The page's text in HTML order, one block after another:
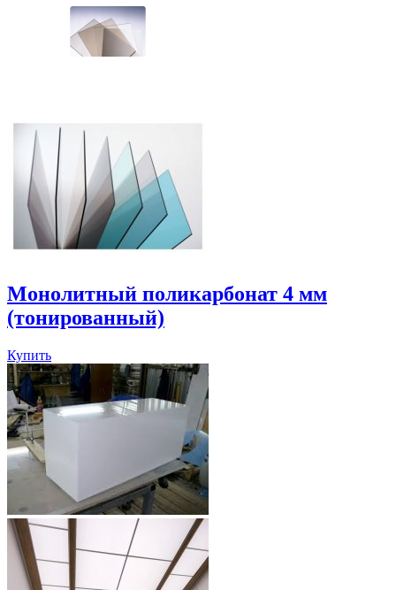
Монолитный поликарбонат 4 мм
(тонированный)
Купить